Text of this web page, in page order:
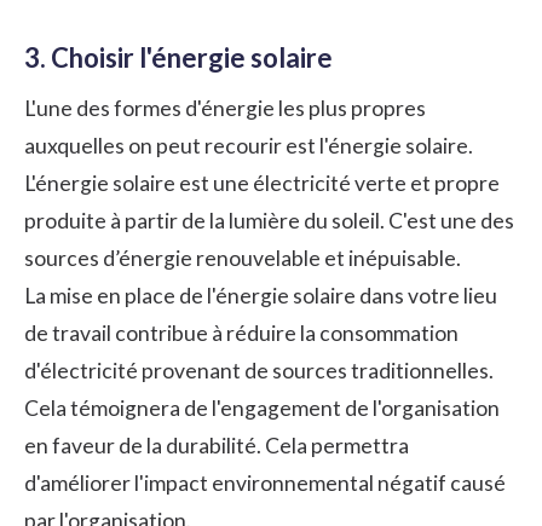
3. Choisir l'énergie solaire
L'une des formes d'énergie les plus propres
auxquelles on peut recourir est l'énergie solaire.
L'énergie solaire est une électricité verte et propre
produite à partir de la lumière du soleil. C'est une des
sources d’énergie renouvelable et inépuisable.
La mise en place de l'énergie solaire dans votre lieu
de travail contribue à réduire la consommation
d'électricité provenant de sources traditionnelles.
Cela témoignera de l'engagement de l'organisation
en faveur de la durabilité. Cela permettra
d'améliorer l'impact environnemental négatif causé
par l'organisation.